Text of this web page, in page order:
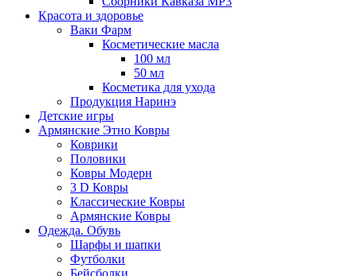
Красота и здоровье
Ваки Фарм
Косметические масла
100 мл
50 мл
Косметика для ухода
Продукция Наринэ
Детские игры
Армянские Этно Ковры
Коврики
Половики
Ковры Модерн
3 D Ковры
Классические Ковры
Армянские Ковры
Одежда. Обувь
Шарфы и шапки
Футболки
Бейсболки